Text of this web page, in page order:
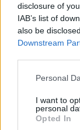
disclosure of
IAB’s list of
also be
Downstream
Please note
not limited to
grant or deny
use your data
Personal
I want to
personal
Opted In
Ο Τόμας
ελληνικού του
Παναθηναϊκός....